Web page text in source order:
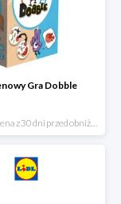
Gra Dobble
*najniższa cena z 30 dni przed obniżką